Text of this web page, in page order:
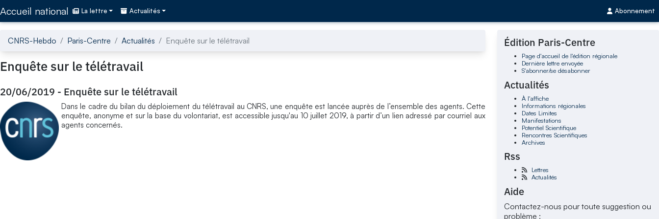
Accueil national La lettre Actualités Abonnement
CNRS-Hebdo Paris-Centre Actualités Enquête sur le télétravail
Enquête sur le télétravail
20/06/2019 - Enquête sur le télétravail
Dans le cadre du bilan du déploiement du télétravail au CNRS, une enquête est lancée auprès de l’ensemble des agents. Cette
enquête, anonyme et sur la base du volontariat, est accessible jusqu'au 10 juillet 2019, à partir d’un lien adressé par courriel aux
agents concernés.
Édition Paris-Centre
Page d'accueil de l'édition régionale
Dernière lettre envoyée
S'abonner/se désabonner
Actualités
À l'affiche
Informations régionales
Dates Limites
Manifestations
Potentiel Scientifique
Rencontres Scientifiques
Archives
Rss
Lettres
Actualités
Aide
Contactez-nous pour toute suggestion ou
problème :